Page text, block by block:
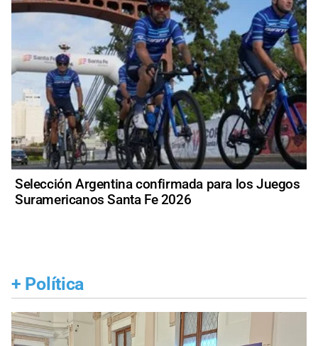
Selección Argentina confirmada para los Juegos
Suramericanos Santa Fe 2026
+ Política